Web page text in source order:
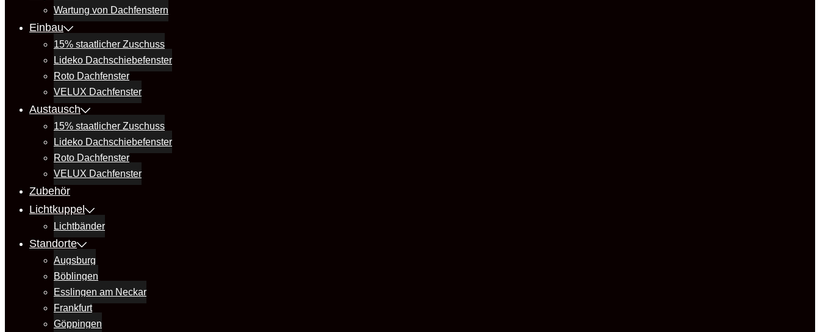
Wartung von Dachfenstern
Einbau
15% staatlicher Zuschuss
Lideko Dachschiebefenster
Roto Dachfenster
VELUX Dachfenster
Austausch
15% staatlicher Zuschuss
Lideko Dachschiebefenster
Roto Dachfenster
VELUX Dachfenster
Zubehör
Lichtkuppel
Lichtbänder
Standorte
Augsburg
Böblingen
Esslingen am Neckar
Frankfurt
Göppingen